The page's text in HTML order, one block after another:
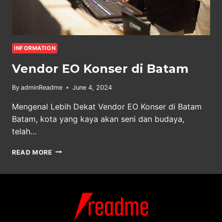
INFORMATION
Vendor EO Konser di Batam
By adminReadme June 4, 2024
Mengenal Lebih Dekat Vendor EO Konser di Batam
Batam, kota yang kaya akan seni dan budaya,
telah…
READ MORE VENDOR